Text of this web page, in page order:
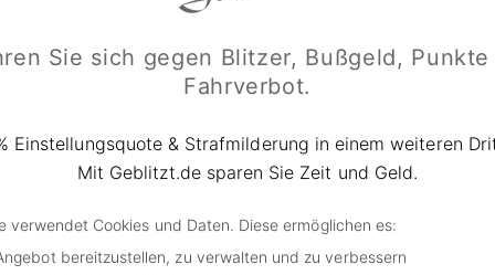
teuer sein. Zudem sind viele Menschen auf ihr Auto
In manchen Fällen besteht auch ein nostalgischer Wert.
vor Diebstahl zu schützen?
ratsam, seinen Pkw nicht zu lange unbeaufsichtigt
stehen zu lassen. Abgelegene Parkplätze ohne Aufsicht
Auch muss darauf geachtet werden, nur an gut
zu parken. Natürlich sollten Wertsachen wie Bargeld,
im Fahrzeug zurückgelassen werden.
Sie sich gegen Blitzer, Bußgeld, Punkte
Fahrverbot.
Einstellungsquote & Strafmilderung in einem weiteren
Mit Geblitzt.de sparen Sie Zeit und Geld.
verwendet Cookies und Daten. Diese ermöglichen es:
bereitzustellen, zu verwalten und zu verbessern